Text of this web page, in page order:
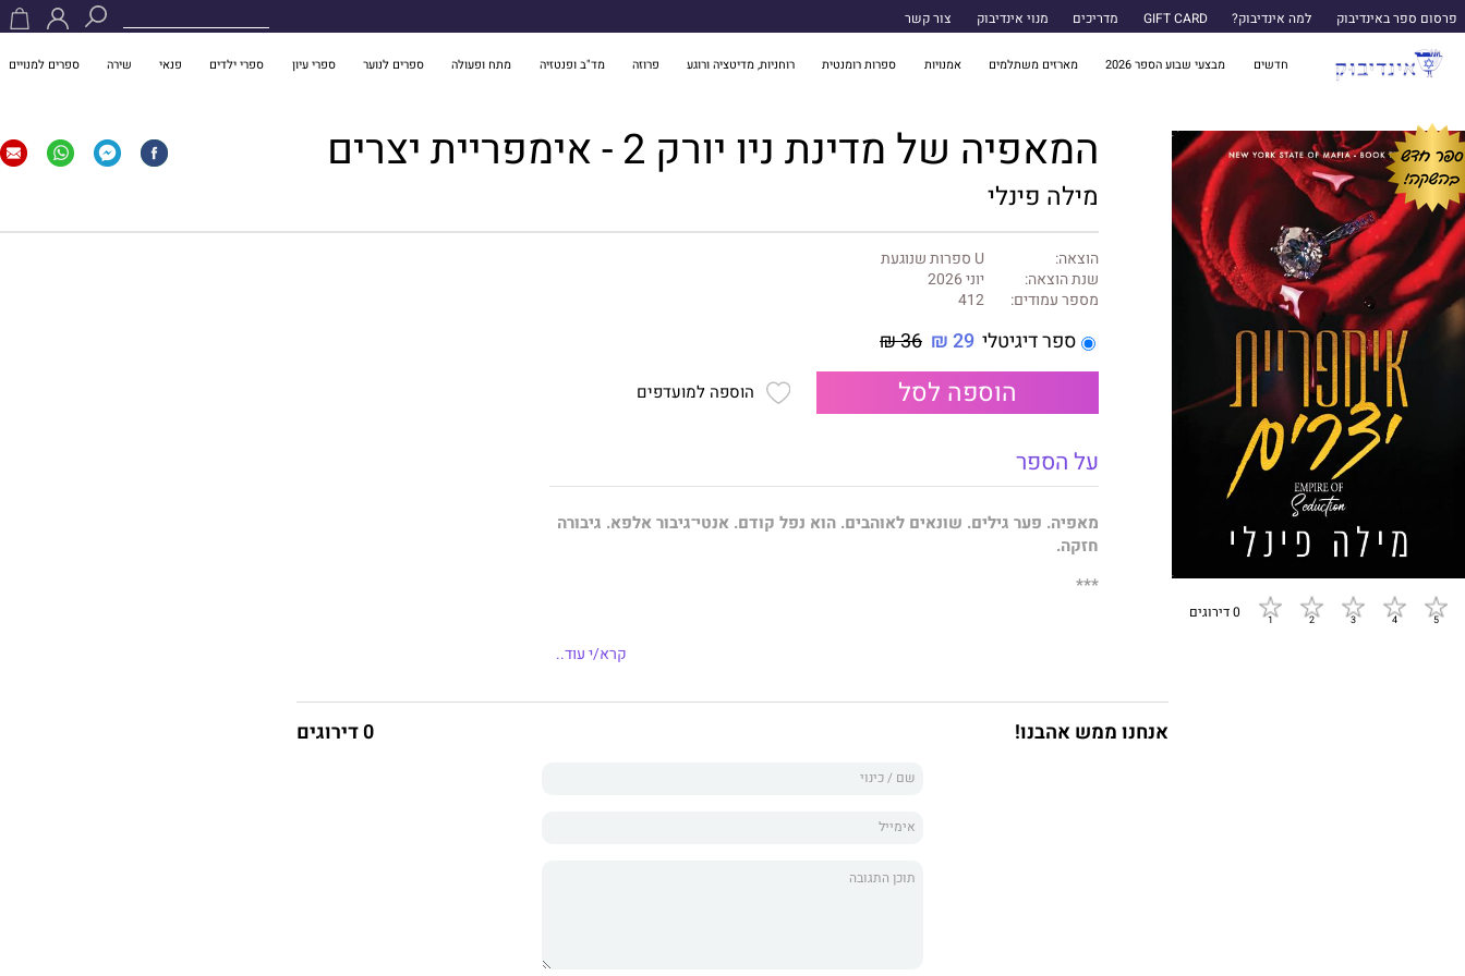
פרסום ספר באינדיבוק למה אינדיבוק? GIFT CARD מדריכים מנוי אינדיבוק צור קשר
חדשים מבצעי שבוע הספר 2026 מארזים משתלמים אמנויות ספרות רומנטית רוחניות, מדיטציה ורוגע פרוזה מד"ב ופנטזיה מתח ופעולה ספרים לנוער ספרי עיון ספרי ילדים פנאי שירה ספרים למנויים
0 דירוגים
המאפיה של מדינת ניו יורק 2 - אימפריית יצרים
מילה פינלי
הוצאה:
U ספרות שנוגעת
שנת הוצאה:
יוני 2026
מספר עמודים:
412
ספר דיגיטלי 29 ₪
36 ₪
הוספה לסל הוספה למועדפים
על הספר
מאפיה. פער גילים. שונאים לאוהבים. הוא נפל קודם. אנטי־גיבור אלפא. גיבורה
חזקה.
***
עשיתי טעות איומה.
בסך הכול הייתי זקוקה להפוגה קטנה מניהול היקב המשפחתי עם אחי, כמה ימים
רק שעכשיו אני מגלה שהזר הזה הוא בוס במאפיה. וגרוע מכך, הבוס הזה זכה ביקב
אני לא אתן לזה לקרות. אילחם עד שאקבל את היקב שלנו בחזרה.
קרא/י עוד..
אנחנו ממש אהבנו! 0 דירוגים